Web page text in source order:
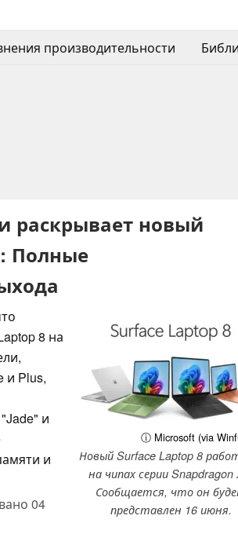
производительности
раскрывает новый
Полные
ⓘ Microsoft (via
Новый Surface Laptop 8
на чипах серии Snapdragon
Сообщается, что он
представлен 16 июня.
8 на
и Plus,
и
и
04